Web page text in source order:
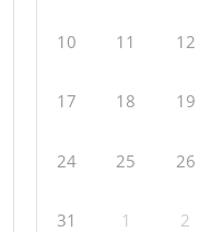
10 11 12
17 18 19
24 25 26
31 1 2